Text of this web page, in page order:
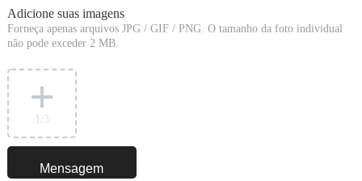
Adicione suas imagens
Forneça apenas arquivos JPG / GIF / PNG. O tamanho da foto individual
não pode exceder 2 MB.
/3